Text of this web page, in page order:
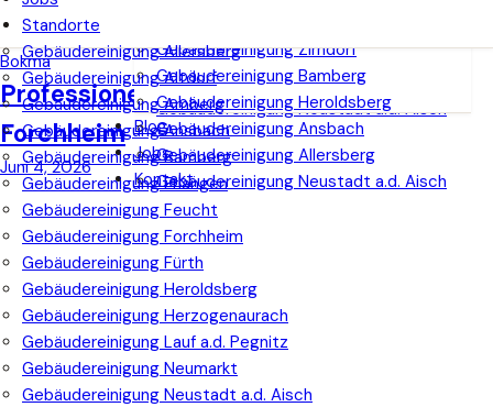
Gebäudereinigung Ansbach
Gebäudereinigung Allersberg
Gebäudereinigung Neustadt a.d. Aisch
Gebäudereinigung Zirndorf
Gebäudereinigung Bamberg
Gebäudereinigung Heroldsberg
Gebäudereinigung Ansbach
Gebäudereinigung Allersberg
Gebäudereinigung Neustadt a.d. Aisch
Blog
Jobs
Kontakt
Standorte
Gebäudereinigung Allersberg
Gebäudereinigung Altdorf
Gebäudereinigung Amberg
Gebäudereinigung Ansbach
Gebäudereinigung Bamberg
Gebäudereinigung Erlangen
Gebäudereinigung Feucht
Gebäudereinigung Forchheim
Gebäudereinigung Fürth
Gebäudereinigung Heroldsberg
Gebäudereinigung Herzogenaurach
Gebäudereinigung Lauf a.d. Pegnitz
Gebäudereinigung Neumarkt
Gebäudereinigung Neustadt a.d. Aisch
Bokma
Professionelle Büroreinigung in
Forchheim
Juni 4, 2026